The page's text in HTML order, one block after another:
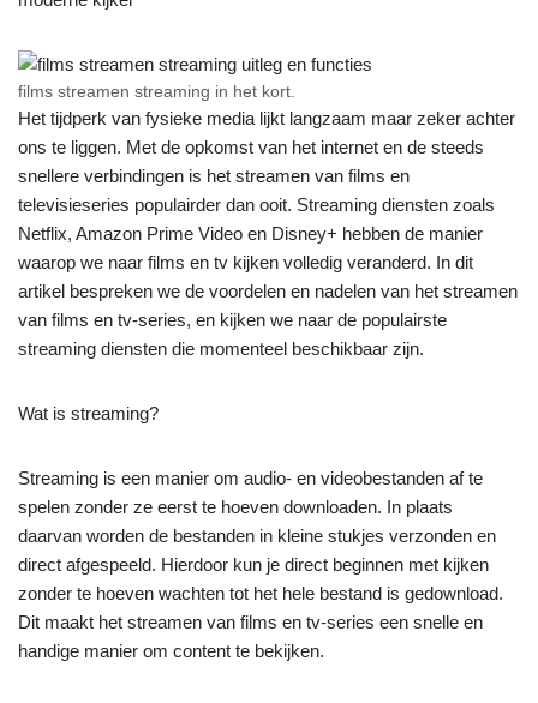
films streamen streaming in het kort.
Het tijdperk van fysieke media lijkt langzaam maar zeker achter
ons te liggen. Met de opkomst van het internet en de steeds
snellere verbindingen is het streamen van films en
televisieseries populairder dan ooit. Streaming diensten zoals
Netflix, Amazon Prime Video en Disney+ hebben de manier
waarop we naar films en tv kijken volledig veranderd. In dit
artikel bespreken we de voordelen en nadelen van het streamen
van films en tv-series, en kijken we naar de populairste
streaming diensten die momenteel beschikbaar zijn.
Wat is streaming?
Streaming is een manier om audio- en videobestanden af te
spelen zonder ze eerst te hoeven downloaden. In plaats
daarvan worden de bestanden in kleine stukjes verzonden en
direct afgespeeld. Hierdoor kun je direct beginnen met kijken
zonder te hoeven wachten tot het hele bestand is gedownload.
Dit maakt het streamen van films en tv-series een snelle en
handige manier om content te bekijken.